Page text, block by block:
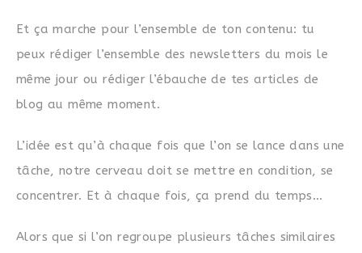
Et ça marche pour l’ensemble de ton contenu: tu
peux rédiger l’ensemble des newsletters du mois le
même jour ou rédiger l’ébauche de tes articles de
blog au même moment.
L’idée est qu’à chaque fois que l’on se lance dans une
tâche, notre cerveau doit se mettre en condition, se
concentrer. Et à chaque fois, ça prend du temps…
Alors que si l’on regroupe plusieurs tâches similaires